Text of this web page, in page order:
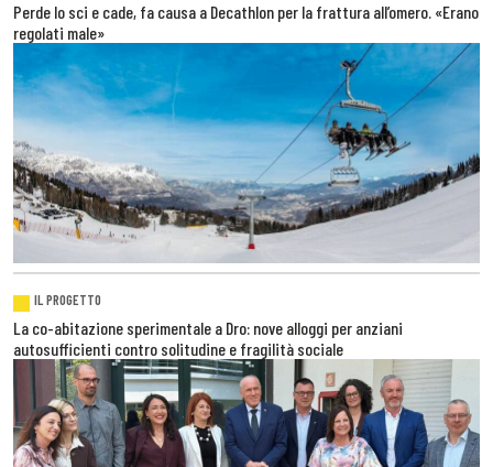
Perde lo sci e cade, fa causa a Decathlon per la frattura all’omero. «Erano
regolati male»
IL PROGETTO
La co-abitazione sperimentale a Dro: nove alloggi per anziani
autosufficienti contro solitudine e fragilità sociale